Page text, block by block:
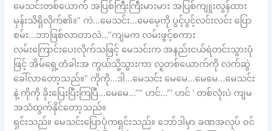
မေသင်းတစ်ယောက် အပြစ်ကြီးကြီးမားမား အပြစ်ကျူးလွန်ထား
မှန်းသိရှိလိုက်၏။” ကဲ…မေသင်း…မေမေ့ကို ပွင့်ပွင့်လင်းလင်း ပြော
စမ်း…ဘာဖြစ်လာတာလဲ…”ကျမက လမ်းဖွင့်စကား
လမ်းကြောင်းပေးလိုက်သဖြင့် မေသင်းက အနည်းငယ်ရဲတင်းသွားပုံ
ဖြင့် အိမ်ရှေ့တံခါးအ ကွယ်သို့သွားကာ လူတစ်ယောက်ကို လက်ဆွဲ
ခေါ်လာတော့သည်။” ကိုကို…ဒါ…မေသင်း မေမေ…မေမေ…မေသင်း
နဲ့ ကိုကို ခိုးပြေးပြီးကြပြီ…မေမေ…”” ဟင်…”‘ ဟင် ‘ တစ်လုံးပဲ ကျမ
အသံထွက်နိုင်တော့သည်။
ရှင်းသည်။ မေသင်းပြောပုံကရှင်းသည်။ ဘော်ဒါမှာ ခဏအလုပ် ဝင်